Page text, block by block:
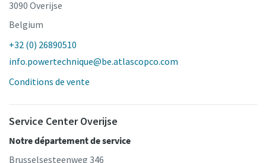
3090 Overijse
Belgium
+32 (0) 26890510
info.powertechnique@be.atlascopco.com
Conditions de vente
Service Center Overijse
Notre département de service
Brusselsesteenweg 346